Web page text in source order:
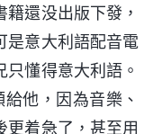
還没出版下發，
是意大利語配音電
懂得意大利語。
他，因為音樂、
更着急了，甚至用